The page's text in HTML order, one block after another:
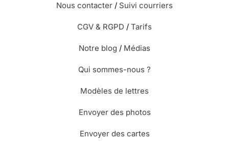
Nous contacter / Suivi courriers
CGV & RGPD / Tarifs
Notre blog / Médias
Qui sommes-nous ?
Modèles de lettres
Envoyer des photos
Envoyer des cartes